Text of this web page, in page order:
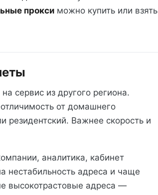
прокси можно купить или взять
сервис из другого региона.
от домашнего
резидентский. Важнее скорость и
аналитика, кабинет
нестабильность адреса и чаще
высокотрастовые адреса —